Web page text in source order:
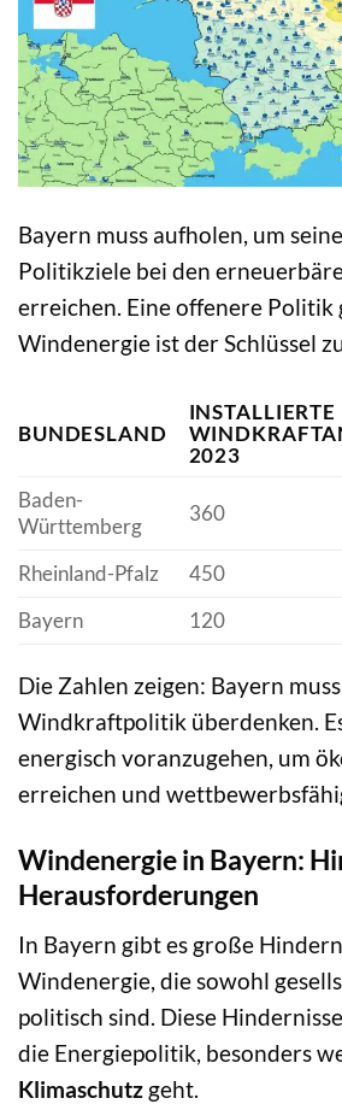
Bayern muss aufholen, um
Politikziele bei den
erreichen. Eine offenere Politik
Windenergie ist der Schlüssel
BUNDESLAND
INSTALLIERTE
2023
Baden-
Württemberg
360
Rheinland-Pfalz 450
Bayern
120
Die Zahlen zeigen: Bayern
Windkraftpolitik überdenken.
energisch voranzugehen, um
erreichen und
Windenergie in Bayern:
Herausforderungen
In Bayern gibt es große
Windenergie, die sowohl
politisch sind. Diese
die Energiepolitik, besonders
Klimaschutz geht.